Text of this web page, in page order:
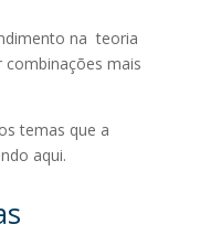
na teoria
combinações mais
temas que a
aqui.